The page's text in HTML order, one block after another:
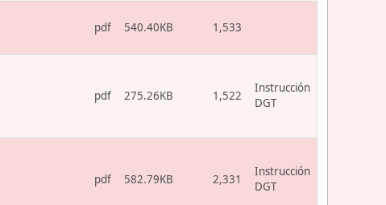
pdf 540.40KB 1,533
pdf 275.26KB 1,522
Instrucción
DGT
pdf 582.79KB 2,331
Instrucción
DGT